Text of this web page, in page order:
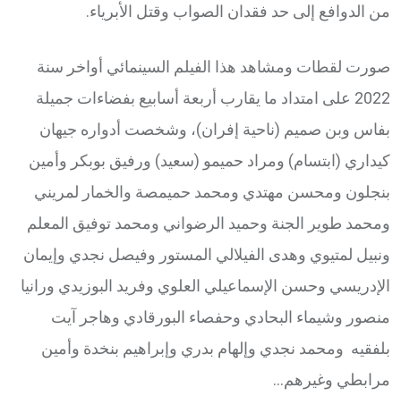
من الدوافع إلى حد فقدان الصواب وقتل الأبرياء.
صورت لقطات ومشاهد هذا الفيلم السينمائي أواخر سنة
2022 على امتداد ما يقارب أربعة أسابيع بفضاءات جميلة
بفاس وبن صميم (ناحية إفران)، وشخصت أدواره جيهان
كيداري (ابتسام) ومراد حميمو (سعيد) ورفيق بوبكر وأمين
بنجلون ومحسن مهتدي ومحمد حميمصة والخمار لمريني
ومحمد طوير الجنة وحميد الرضواني ومحمد توفيق المعلم
ونبيل لمتيوي وهدى الفيلالي المستور وفيصل نجدي وإيمان
الإدريسي وحسن الإسماعيلي العلوي وفريد البوزيدي ورانيا
منصور وشيماء البحادي وحفصاء البورقادي وهاجر آيت
بلفقيه ومحمد نجدي وإلهام بدري وإبراهيم بنخدة وأمين
مرابطي وغيرهم…